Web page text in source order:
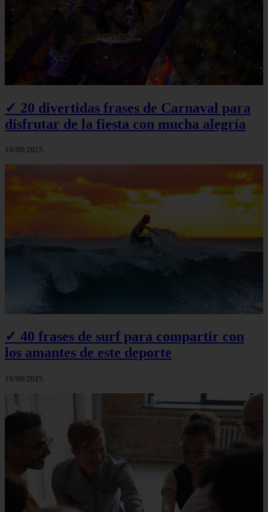
✓ 20 divertidas frases de Carnaval para
disfrutar de la fiesta con mucha alegría
10/09/2025
✓ 40 frases de surf para compartir con
los amantes de este deporte
10/09/2025